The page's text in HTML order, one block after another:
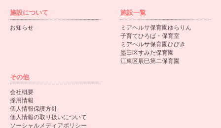
施設について
お知らせ
施設一覧
ミアヘルサ保育園ゆらりん
子育てひろば・保育室
ミアヘルサ保育園ひびき
墨田区すみだ保育園
江東区辰巳第二保育園
その他
会社概要
採用情報
個人情報保護方針
個人情報の取り扱いについて
ソーシャルメディアポリシー